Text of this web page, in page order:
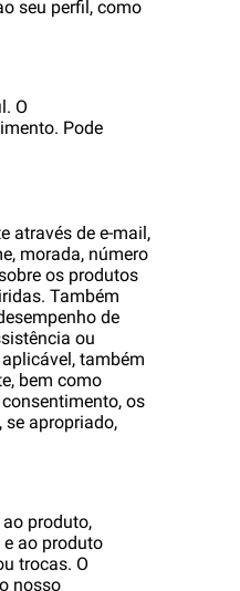
seu perfil, como
O
Pode
através de e-mail,
morada, número
os produtos
Também
de
ou
também
bem como
os
apropriado,
produto,
ao produto
trocas. O
nosso